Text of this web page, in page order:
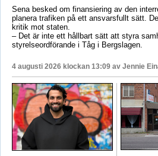
Sena besked om finansiering av den
planera trafiken på ett ansvarsfullt sätt.
kritik mot staten.
– Det är inte ett hållbart sätt att styra
styrelseordförande i Tåg i Bergslagen.
4 augusti 2026 klockan 13:09 av Jennie